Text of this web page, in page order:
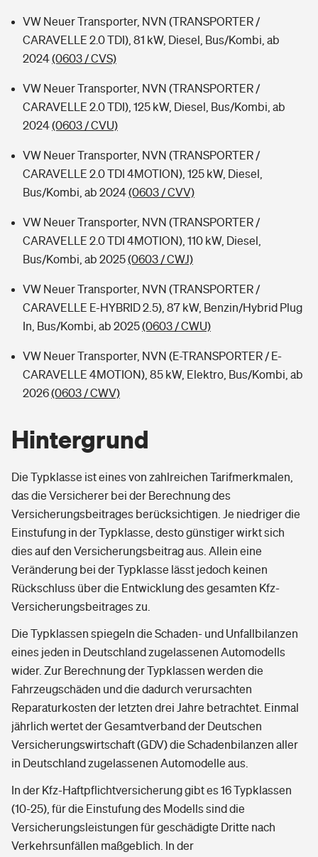
Kinderunfall-Check: Mehr Sicherheit für deine Kids
Sie haben Fragen?
VW Neuer Transporter, NVN (TRANSPORTER /
CARAVELLE 2.0 TDI), 81 kW, Diesel, Bus/Kombi, ab
2024(0603 / CVS)
VW Neuer Transporter, NVN (TRANSPORTER /
CARAVELLE 2.0 TDI), 125 kW, Diesel, Bus/Kombi, ab
2024(0603 / CVU)
VW Neuer Transporter, NVN (TRANSPORTER /
CARAVELLE 2.0 TDI 4MOTION), 125 kW, Diesel,
Bus/Kombi, ab 2024(0603 / CVV)
VW Neuer Transporter, NVN (TRANSPORTER /
CARAVELLE 2.0 TDI 4MOTION), 110 kW, Diesel,
Bus/Kombi, ab 2025(0603 / CWJ)
VW Neuer Transporter, NVN (TRANSPORTER /
CARAVELLE E-HYBRID 2.5), 87 kW, Benzin/Hybrid Plug
In, Bus/Kombi, ab 2025(0603 / CWU)
VW Neuer Transporter, NVN (E-TRANSPORTER / E-
CARAVELLE 4MOTION), 85 kW, Elektro, Bus/Kombi, ab
2026(0603 / CWV)
Hintergrund
Die Typklasse ist eines von zahlreichen Tarifmerkmalen,
das die Versicherer bei der Berechnung des
Versicherungsbeitrages berücksichtigen. Je niedriger die
Einstufung in der Typklasse, desto günstiger wirkt sich
dies auf den Versicherungsbeitrag aus. Allein eine
Veränderung bei der Typklasse lässt jedoch keinen
Rückschluss über die Entwicklung des gesamten Kfz-
Versicherungsbeitrages zu.
Die Typklassen spiegeln die Schaden- und Unfallbilanzen
eines jeden in Deutschland zugelassenen Automodells
wider. Zur Berechnung der Typklassen werden die
Fahrzeugschäden und die dadurch verursachten
Reparaturkosten der letzten drei Jahre betrachtet. Einmal
jährlich wertet der Gesamtverband der Deutschen
Versicherungswirtschaft (GDV) die Schadenbilanzen aller
in Deutschland zugelassenen Automodelle aus.
In der Kfz-Haftpflichtversicherung gibt es 16 Typklassen
(10-25), für die Einstufung des Modells sind die
Versicherungsleistungen für geschädigte Dritte nach
Verkehrsunfällen maßgeblich. In der